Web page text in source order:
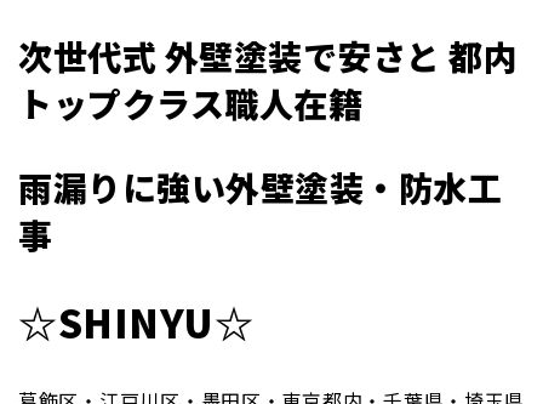
次世代式 外壁塗装で安さと 都内
トップクラス職人在籍
雨漏りに強い外壁塗装・防水工
事
☆SHINYU☆